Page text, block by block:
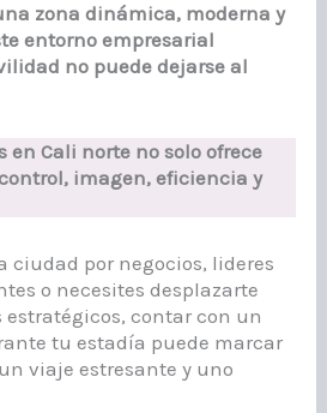
zona dinámica, moderna y
entorno empresarial
no puede dejarse al
en Cali norte no solo ofrece
imagen, eficiencia y
ciudad por negocios, lideres
o necesites desplazarte
contar con un
tu estadía puede marcar
viaje estresante y uno